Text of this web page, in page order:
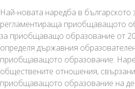
Най-новата наредба в българското
регламентираща приобщаващото
за приобщаващо образование от
определя държавния
приобщаващото образование.
обществените отношения,
приобщаващото образование на